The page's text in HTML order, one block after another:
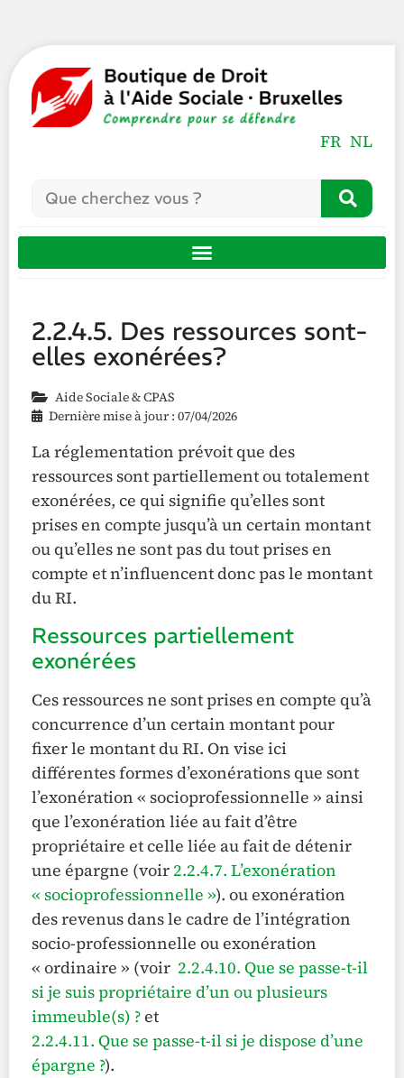
FR NL
2.2.4.5. Des ressources sont-
elles exonérées?
Aide Sociale & CPAS
Dernière mise à jour : 07/04/2026
La réglementation prévoit que des
ressources sont partiellement ou totalement
exonérées, ce qui signifie qu’elles sont
prises en compte jusqu’à un certain montant
ou qu’elles ne sont pas du tout prises en
compte et n’influencent donc pas le montant
du RI.
Ressources partiellement
exonérées
Ces ressources ne sont prises en compte qu’à
concurrence d’un certain montant pour
fixer le montant du RI. On vise ici
différentes formes d’exonérations que sont
l’exonération « socioprofessionnelle » ainsi
que l’exonération liée au fait d’être
propriétaire et celle liée au fait de détenir
une épargne (voir 2.2.4.7. L’exonération
« socioprofessionnelle »). ou exonération
des revenus dans le cadre de l’intégration
socio-professionnelle ou exonération
« ordinaire » (voir 2.2.4.10. Que se passe-t-il
si je suis propriétaire d’un ou plusieurs
immeuble(s) ?et
2.2.4.11. Que se passe-t-il si je dispose d’une
épargne ?).